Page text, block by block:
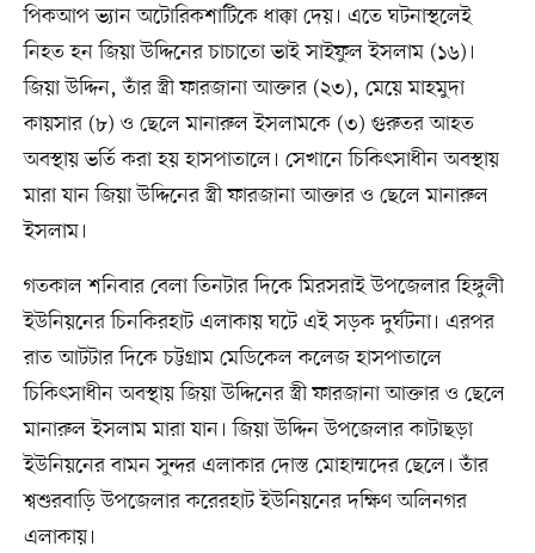
পিকআপ ভ্যান অটোরিকশাটিকে ধাক্কা দেয়। এতে ঘটনাস্থলেই
নিহত হন জিয়া উদ্দিনের চাচাতো ভাই সাইফুল ইসলাম (১৬)।
জিয়া উদ্দিন, তাঁর স্ত্রী ফারজানা আক্তার (২৩), মেয়ে মাহমুদা
কায়সার (৮) ও ছেলে মানারুল ইসলামকে (৩) গুরুতর আহত
অবস্থায় ভর্তি করা হয় হাসপাতালে। সেখানে চিকিৎসাধীন অবস্থায়
মারা যান জিয়া উদ্দিনের স্ত্রী ফারজানা আক্তার ও ছেলে মানারুল
ইসলাম।
গতকাল শনিবার বেলা তিনটার দিকে মিরসরাই উপজেলার হিঙ্গুলী
ইউনিয়নের চিনকিরহাট এলাকায় ঘটে এই সড়ক দুর্ঘটনা। এরপর
রাত আটটার দিকে চট্টগ্রাম মেডিকেল কলেজ হাসপাতালে
চিকিৎসাধীন অবস্থায় জিয়া উদ্দিনের স্ত্রী ফারজানা আক্তার ও ছেলে
মানারুল ইসলাম মারা যান। জিয়া উদ্দিন উপজেলার কাটাছড়া
ইউনিয়নের বামন সুন্দর এলাকার দোস্ত মোহাম্মদের ছেলে। তাঁর
শ্বশুরবাড়ি উপজেলার করেরহাট ইউনিয়নের দক্ষিণ অলিনগর
এলাকায়।